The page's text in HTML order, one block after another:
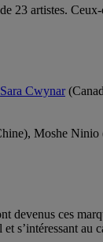
23 artistes.
Sara Cwynar
Moshe
devenus ces
s’intéressant au